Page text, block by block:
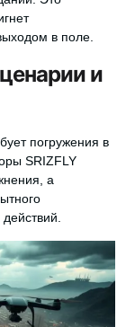
в поле.
и
погружения в
SRIZFLY
а